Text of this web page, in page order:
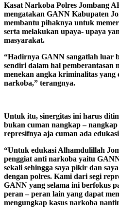
Kasat Narkoba Polres Jombang
mengatakan GANN Kabupaten
membantu pihaknya untuk
serta melakukan upaya- upaya
masyarakat.
“Hadirnya GANN sangatlah luar
sendiri dalam hal pemberantasan
menekan angka kriminalitas yang
narkoba,” terangnya.
Untuk itu, sinergitas ini harus
bukan cuman nangkap –
represifnya aja cuman ada
“Untuk edukasi Alhamdulillah
penggiat anti narkoba yaitu
sekali sehingga saya pikir dan
dengan polres. Kami dari segi
GANN yang selama ini berfokus
peran – peran lain yang dapat
mengungkap kasus narkoba